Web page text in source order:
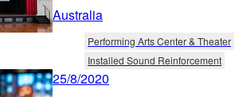
Australia
Performing Arts Center & Theater
Installed Sound Reinforcement
25/8/2020